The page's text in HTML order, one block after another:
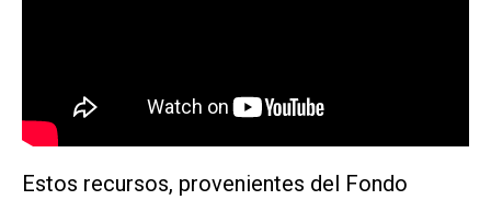
Estos recursos, provenientes del Fondo